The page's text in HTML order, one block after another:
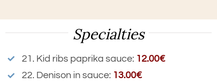
Specialties
21. Kid ribs paprika sauce: 12.00€
22. Denison in sauce: 13.00€